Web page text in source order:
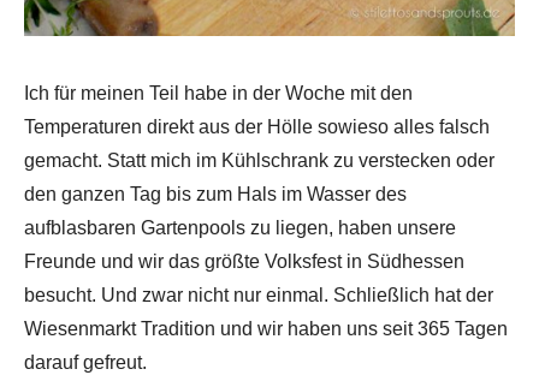
Ich für meinen Teil habe in der Woche mit den
Temperaturen direkt aus der Hölle sowieso alles falsch
gemacht. Statt mich im Kühlschrank zu verstecken oder
den ganzen Tag bis zum Hals im Wasser des
aufblasbaren Gartenpools zu liegen, haben unsere
Freunde und wir das größte Volksfest in Südhessen
besucht. Und zwar nicht nur einmal. Schließlich hat der
Wiesenmarkt Tradition und wir haben uns seit 365 Tagen
darauf gefreut.